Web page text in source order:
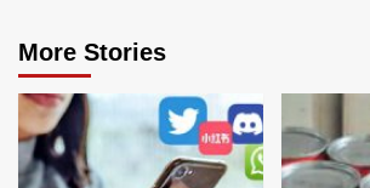
More Stories